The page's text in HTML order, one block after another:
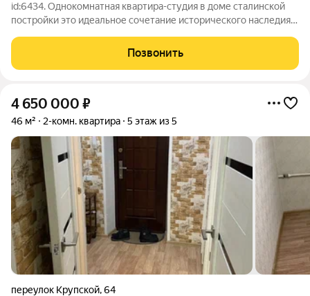
id:6434. Однокомнатная квартира-студия в доме сталинской
постройки это идеальное сочетание исторического наследия и
этаже двухэтажного кирпичного дома. Общая площадь
составляет 41 кв. м, из
Позвонить
4 650 000 ₽
46 м² 2-комн. квартира 5 этаж из 5
переулок Крупской,64